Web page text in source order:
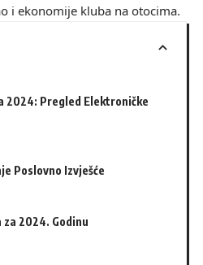
i ekonomije kluba na otocima.
2024: Pregled Elektroničke
Poslovno Izvješće
za 2024. Godinu